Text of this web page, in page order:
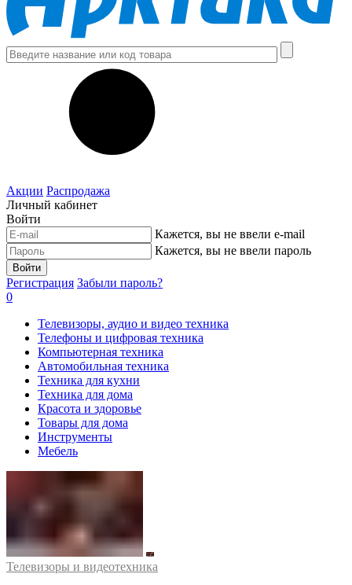
Акции Распродажа
Личный кабинет
Войти
Кажется, вы не ввели e-mail
Кажется, вы не ввели пароль
Войти
Регистрация Забыли пароль?
0
Телевизоры, аудио и видео техника
Телефоны и цифровая техника
Компьютерная техника
Автомобильная техника
Техника для кухни
Техника для дома
Красота и здоровье
Товары для дома
Инструменты
Мебель
Телевизоры и видеотехника